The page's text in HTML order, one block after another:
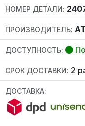
НОМЕР ДЕТАЛИ:
ПРОИЗВОДИТЕЛЬ:
ДОСТУПНОСТЬ:
СРОК ДОСТАВКИ: 2
ДОСТАВКА: